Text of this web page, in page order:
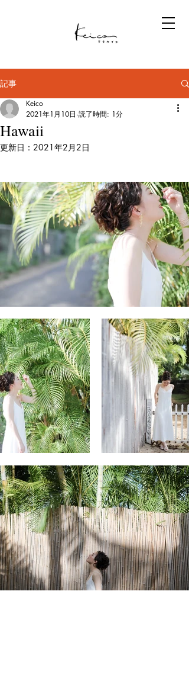
記事
Hawaii
Keico
2021年1月10日 読了時間: 1分
更新日： 2021年2月2日